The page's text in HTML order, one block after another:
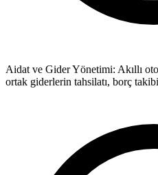
Aidat ve Gider Yönetimi: Akıllı
ortak giderlerin tahsilatı, borç